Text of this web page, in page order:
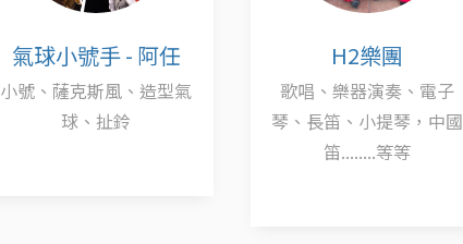
氣球小號手 - 阿任
小號、薩克斯風、造型氣
球、扯鈴
H2樂團
歌唱、樂器演奏、電子
琴、長笛、小提琴，中國
笛........等等